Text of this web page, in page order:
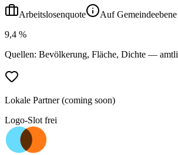
Arbeitslosenquote
Auf
9,4 %
Quellen: Bevölkerung, Fläche, Dichte —
Lokale Partner (coming soon)
Logo-Slot frei